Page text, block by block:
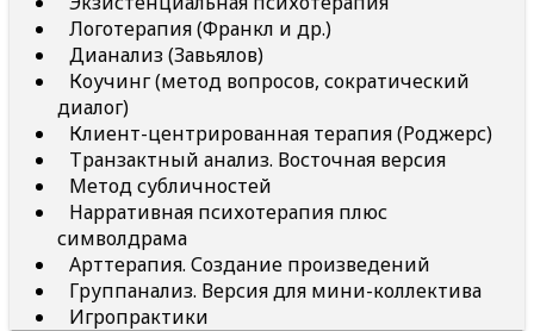
Логотерапия (Франкл и др.)
Дианализ (Завьялов)
Коучинг (метод вопросов, сократический
диалог)
Клиент-центрированная терапия (Роджерс)
Транзактный анализ. Восточная версия
Метод субличностей
Нарративная психотерапия плюс
символдрама
Арттерапия. Создание произведений
Группанализ. Версия для мини-коллектива
Игропрактики